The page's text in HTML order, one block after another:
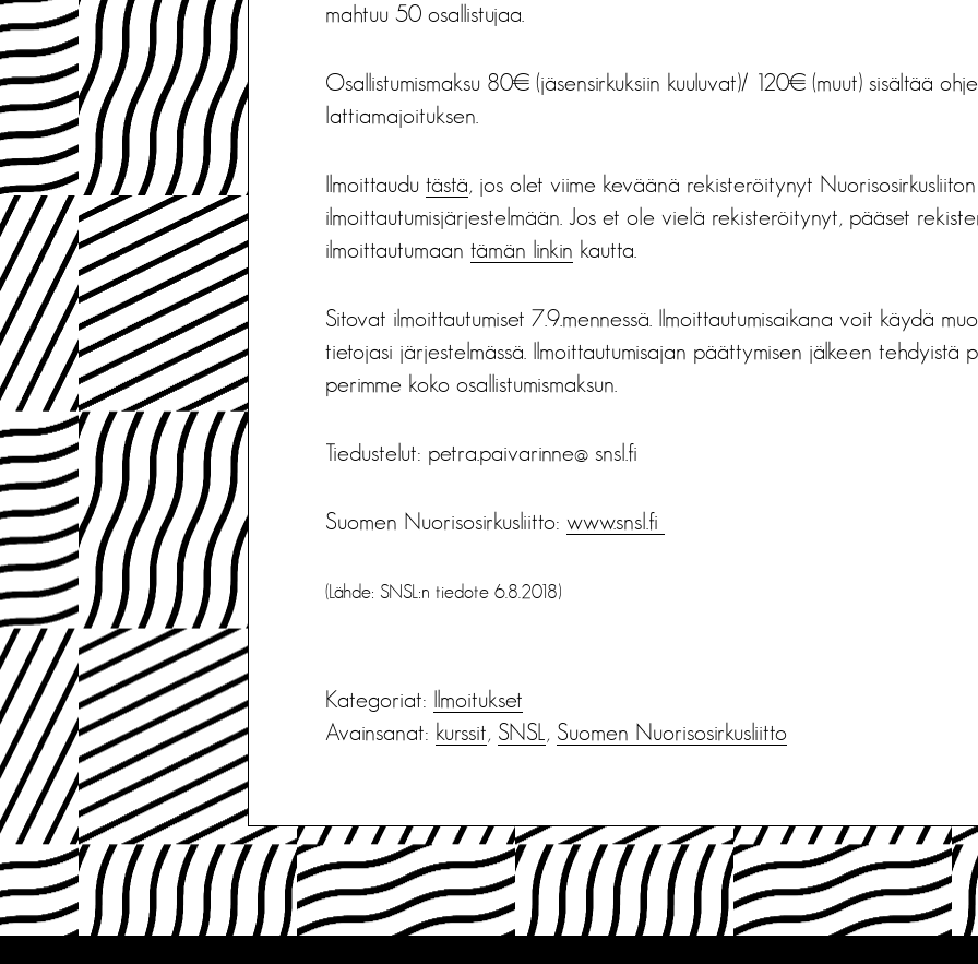
mahtuu 50 osallistujaa.
Osallistumismaksu 80€ (jäsensirkuksiin kuuluvat)/ 120€ (muut) sisältää
lattiamajoituksen.
Ilmoittaudu tästä, jos olet viime keväänä rekisteröitynyt
ilmoittautumisjärjestelmään. Jos et ole vielä rekisteröitynyt, pääset
ilmoittautumaan tämän linkin kautta.
Sitovat ilmoittautumiset 7.9.mennessä. Ilmoittautumisaikana voit käydä
tietojasi järjestelmässä. Ilmoittautumisajan päättymisen jälkeen tehdyistä
perimme koko osallistumismaksun.
Tiedustelut: petra.paivarinne@ snsl.fi
Suomen Nuorisosirkusliitto: www.snsl.fi
(Lähde: SNSL:n tiedote 6.8.2018)
Kategoriat: Ilmoitukset
Avainsanat: kurssit, SNSL , Suomen Nuorisosirkusliitto